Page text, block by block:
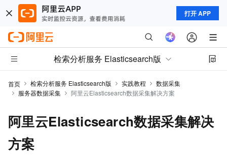
打开 APP
检索分析服务 Elasticsearch版
首页 检索分析服务 Elasticsearch版 实践教程
数据采集
服务器数据采集
阿里云Elasticsearch数据采集解决方案
阿里云Elasticsearch数据采集解决
方案